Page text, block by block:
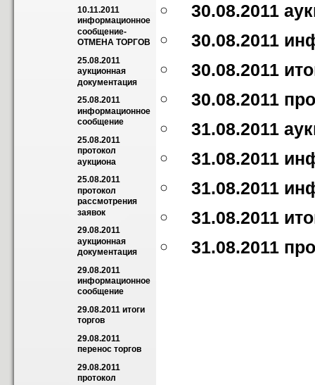
10.11.2011
информационное
сообщение-
ОТМЕНА ТОРГОВ
25.08.2011
аукционная
документация
25.08.2011
информационное
сообщение
25.08.2011
протокол
аукциона
25.08.2011
протокол
рассмотрения
заявок
29.08.2011
аукционная
документация
29.08.2011
информационное
сообщение
29.08.2011 итоги
торгов
29.08.2011
перенос торгов
29.08.2011
протокол
30.08.2011
30.08.2011
30.08.2011
30.08.2011
31.08.2011
31.08.2011
31.08.2011
31.08.2011
31.08.2011